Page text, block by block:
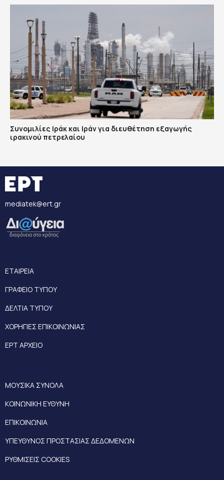
Συνομιλίες Ιράκ και Ιράν για διευθέτηση εξαγωγής
ιρακινού πετρελαίου
mediatek@ert.gr
ΕΤΑΙΡΕΙΑ
ΓΡΑΦΕΙΟ ΤΥΠΟΥ
ΔΕΛΤΙΑ ΤΥΠΟΥ
ΧΟΡΗΓΙΕΣ ΕΠΙΚΟΙΝΩΝΙΑΣ
ΕΡΤ ΑΡΧΕΙΟ
ΜΟΥΣΙΚΑ ΣΥΝΟΛΑ
ΚΟΙΝΩΝΙΚΗ ΕΥΘΥΝΗ
ΕΠΙΚΟΙΝΩΝΙΑ
ΥΠΕΥΘΥΝΟΣ ΠΡΟΣΤΑΣΙΑΣ ΔΕΔΟΜΕΝΩΝ
ΡΥΘΜΙΣΕΙΣ COOKIES